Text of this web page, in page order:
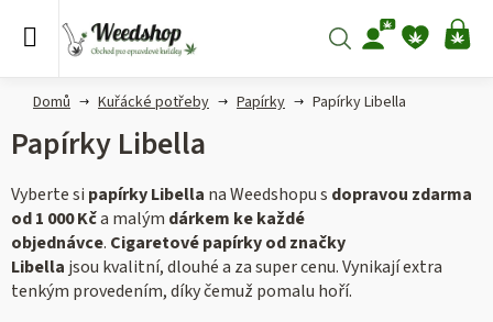
Hledat
Domů Kuřácké potřeby Papírky Papírky Libella
Papírky Libella
Vyberte si papírky Libella na Weedshopu s dopravou zdarma
od 1 000 Kča malým dárkem ke každé
objednávce. Cigaretové papírky od značky
Libella jsou kvalitní, dlouhé a za super cenu. Vynikají extra
tenkým provedením, díky čemuž pomalu hoří.